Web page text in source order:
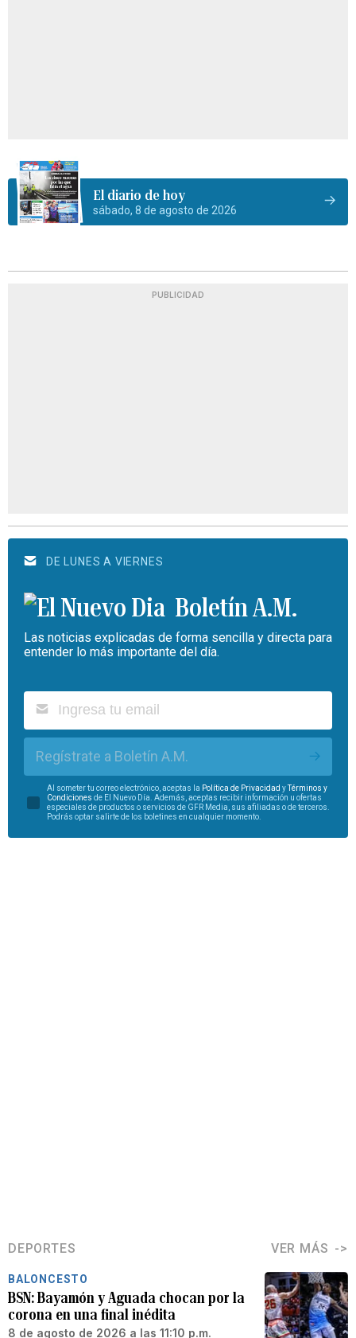
El diario de hoy
sábado, 8 de agosto de 2026
PUBLICIDAD
DE LUNES A VIERNES
Boletín A.M.
Las noticias explicadas de forma sencilla y directa para
entender lo más importante del día.
Regístrate a Boletín A.M.
Al someter tu correo electrónico, aceptas la Política de Privacidad yTérminos y
Condiciones de El Nuevo Día. Además, aceptas recibir información u ofertas
especiales de productos o servicios de GFR Media, sus afiliadas o de terceros.
Podrás optar salirte de los boletines en cualquier momento.
DEPORTES VER MÁS
BALONCESTO
BSN: Bayamón y Aguada chocan por la
corona en una final inédita
8 de agosto de 2026 a las 11:10 p.m.